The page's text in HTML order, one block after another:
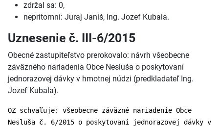
zdržal sa: 0,
neprítomní: Juraj Janiš, Ing. Jozef Kubala.
Uznesenie č. III-6/2015
Obecné zastupiteľstvo prerokovalo: návrh všeobecne
záväzného nariadenia Obce Nesluša o poskytovaní
jednorazovej dávky v hmotnej núdzi (predkladateľ Ing.
Jozef Kubala).
OZ schvaľuje: všeobecne záväzné nariadenie Obce
Nesluša č. 6/2015 o poskytovaní jednorazovej dávky v